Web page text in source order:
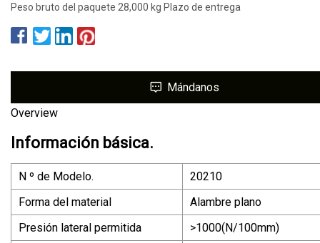
Peso bruto del paquete 28,000 kg Plazo de entrega
Mándanos
Overview
Información básica.
N º de Modelo.
20210
Forma del material
Alambre plano
Presión lateral permitida
>1000(N/100mm)